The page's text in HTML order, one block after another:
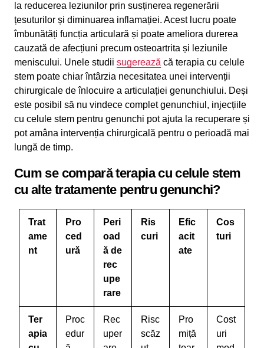
la reducerea leziunilor prin susținerea regenerării
țesuturilor și diminuarea inflamației. Acest lucru poate
îmbunătăți funcția articulară și poate ameliora durerea
cauzată de afecțiuni precum osteoartrita și leziunile
meniscului. Unele studii sugerează că terapia cu celule
stem poate chiar întârzia necesitatea unei intervenții
chirurgicale de înlocuire a articulației genunchiului. Deși
este posibil să nu vindece complet genunchiul, injecțiile
cu celule stem pentru genunchi pot ajuta la recuperare și
pot amâna intervenția chirurgicală pentru o perioadă mai
lungă de timp.
Cum se compară terapia cu celule stem
cu alte tratamente pentru genunchi?
Trat
ame
nt
Pro
ced
ură
Peri
oad
ă de
rec
upe
rare
Ris
curi
Efic
acit
ate
Cos
turi
Ter
apia
Proc
edur
Rec
uper
Risc
scăz
Pro
miță
Cost
uri